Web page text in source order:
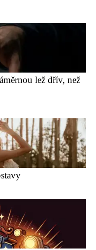
lež dřív, než